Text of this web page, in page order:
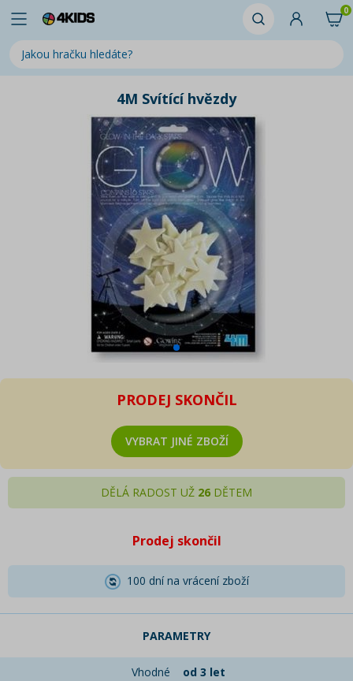
0
4M Svítící hvězdy
PRODEJ SKONČIL
VYBRAT JINÉ ZBOŽÍ
DĚLÁ RADOST UŽ 26 DĚTEM
Prodej skončil
100 dní na vrácení zboží
PARAMETRY
Vhodné
od 3 let